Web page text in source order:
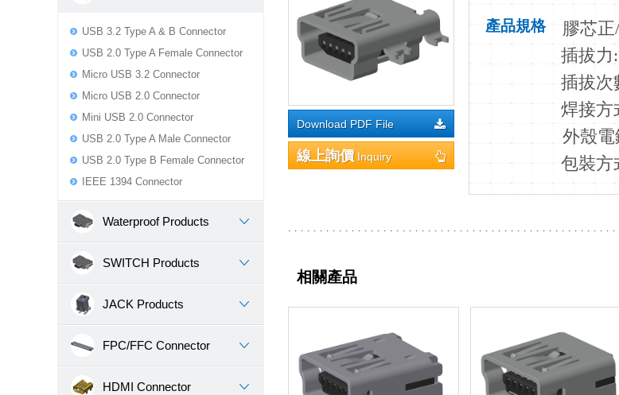
USB 3.2 Type A & B Connector
USB 2.0 Type A Female Connector
Micro USB 3.2 Connector
Micro USB 2.0 Connector
Mini USB 2.0 Connector
USB 2.0 Type A Male Connector
USB 2.0 Type B Female Connector
IEEE 1394 Connector
Waterproof Products
SWITCH Products
JACK Products
FPC/FFC Connector
HDMI Connector
Download PDF File
線上詢價Inquiry
產品規格 膠芯正/
插拔力
插拔次
焊接方
外殼電
包裝方
相關產品